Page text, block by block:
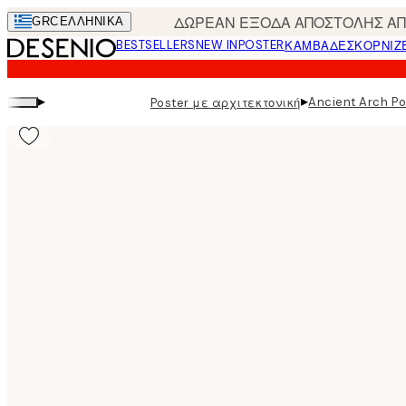
Skip
to
main
content.
GRC ΕΛΛΗΝΙΚΆ ΔΩΡΕΑΝ ΕΞΟΔΑ ΑΠΟΣΤΟΛΗΣ
BESTSELLERSNEW INPOSTERΚΑΜΒΆΔΕΣ
▸ Poster με αρχιτεκτονική▸Ancient Arch